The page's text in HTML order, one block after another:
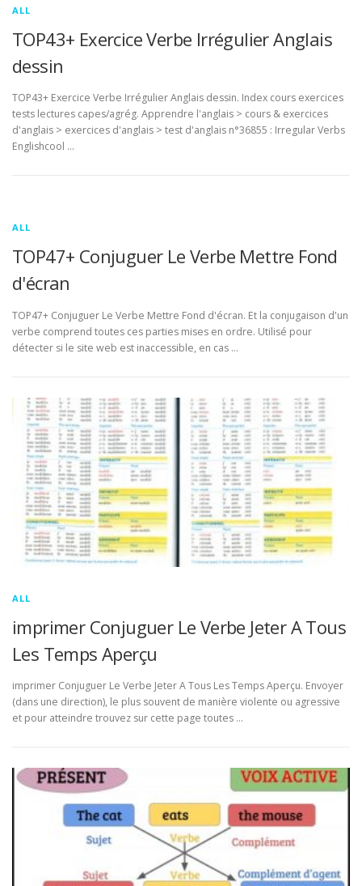
ALL
TOP43+ Exercice Verbe Irrégulier Anglais
dessin
TOP43+ Exercice Verbe Irrégulier Anglais dessin. Index cours exercices
tests lectures capes/agrég. Apprendre l'anglais > cours & exercices
d'anglais > exercices d'anglais > test d'anglais n°36855 : Irregular Verbs
Englishcool …
ALL
TOP47+ Conjuguer Le Verbe Mettre Fond
d'écran
TOP47+ Conjuguer Le Verbe Mettre Fond d'écran. Et la conjugaison d'un
verbe comprend toutes ces parties mises en ordre. Utilisé pour
détecter si le site web est inaccessible, en cas …
ALL
imprimer Conjuguer Le Verbe Jeter A Tous
Les Temps Aperçu
imprimer Conjuguer Le Verbe Jeter A Tous Les Temps Aperçu. Envoyer
(dans une direction), le plus souvent de manière violente ou agressive
et pour atteindre trouvez sur cette page toutes …